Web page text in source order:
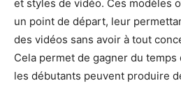
et styles de vidéo. Ces modèles
un point de départ, leur
des vidéos sans avoir à tout
Cela permet de gagner du
les débutants peuvent produire